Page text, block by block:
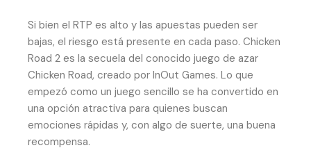
Si bien el RTP es alto y las apuestas pueden ser
bajas, el riesgo está presente en cada paso. Chicken
Road 2 es la secuela del conocido juego de azar
Chicken Road, creado por InOut Games. Lo que
empezó como un juego sencillo se ha convertido en
una opción atractiva para quienes buscan
emociones rápidas y, con algo de suerte, una buena
recompensa.